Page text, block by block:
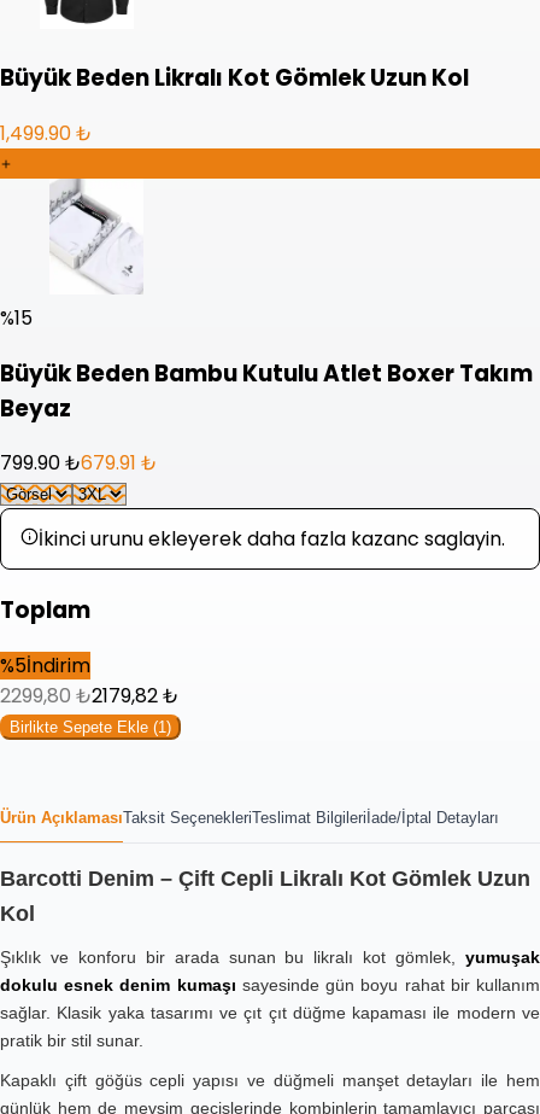
Büyük Beden Likralı Kot Gömlek Uzun Kol
1,499.90 ₺
%15
Büyük Beden Bambu Kutulu Atlet Boxer Takım
Beyaz
799.90 ₺679.91 ₺
İkinci urunu ekleyerek daha fazla kazanc saglayin.
Toplam
%5İndirim
2299,80 ₺2179,82₺
Birlikte Sepete Ekle (1 )
Ürün AçıklamasıTaksit SeçenekleriTeslimat Bilgileri İade/İptal Detayları
Barcotti Denim – Çift Cepli Likralı Kot Gömlek Uzun
Kol
Şıklık ve konforu bir arada sunan bu likralı kot gömlek, yumuşak
dokulu esnek denim kumaşı sayesinde gün boyu rahat bir kullanım
sağlar. Klasik yaka tasarımı ve çıt çıt düğme kapaması ile modern ve
pratik bir stil sunar.
Kapaklı çift göğüs cepli yapısı ve düğmeli manşet detayları ile hem
günlük hem de mevsim geçişlerinde kombinlerin tamamlayıcı parçası